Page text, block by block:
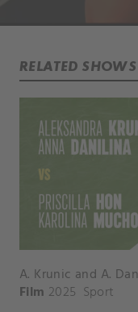
RELATED SHOWS
Film 2025 Sport